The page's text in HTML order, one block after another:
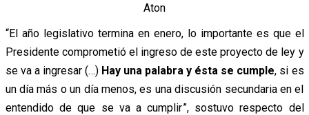
Aton
“El año legislativo termina en enero, lo importante es que el
Presidente comprometió el ingreso de este proyecto de ley y
se va a ingresar (…) Hay una palabra y ésta se cumple, si es
un día más o un día menos, es una discusión secundaria en el
entendido de que se va a cumplir”, sostuvo respecto del